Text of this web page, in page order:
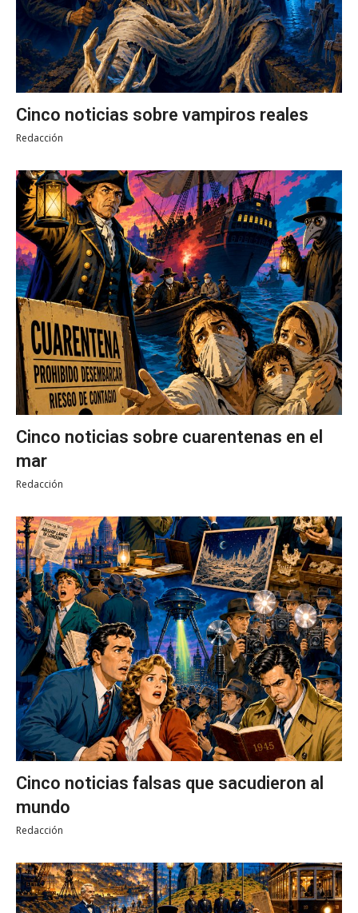
Cinco noticias sobre vampiros reales
Redacción
Cinco noticias sobre cuarentenas en el
mar
Redacción
Cinco noticias falsas que sacudieron al
mundo
Redacción